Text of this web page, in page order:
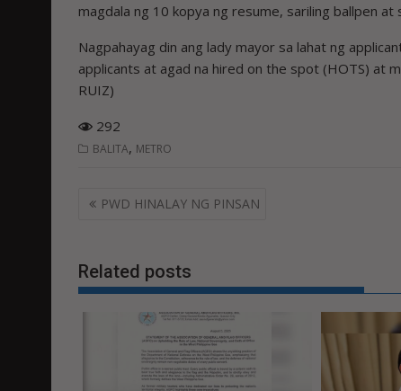
magdala ng 10 kopya ng resume, sariling ballpen
Nagpahayag din ang lady mayor sa lahat ng
applicants at agad na hired on the spot (HOTS) at
RUIZ)
292
BALITA, METRO
Post
PWD HINALAY NG PINSAN
Related posts